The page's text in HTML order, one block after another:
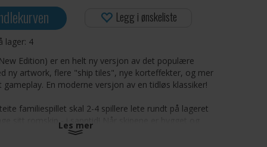
lager: 4
Legg i ønskeliste
Edition) er en helt ny versjon av det populære
ny artwork, flere "ship tiles", nye korteffekter, og mer
En moderne versjon av en tidløs klassiker!
familiespillet skal 2-4 spillere lete rundt på lageret
sitt romskip - i sanntid! Når skipene er bygget og
vil spillerne oppleve farlige situasjoner mens de leter
Les mer